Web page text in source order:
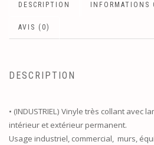
DESCRIPTION INFORMATIONS
AVIS (0)
DESCRIPTION
• (INDUSTRIEL) Vinyle très collant avec
intérieur et extérieur permanent.
Usage industriel, commercial, murs,